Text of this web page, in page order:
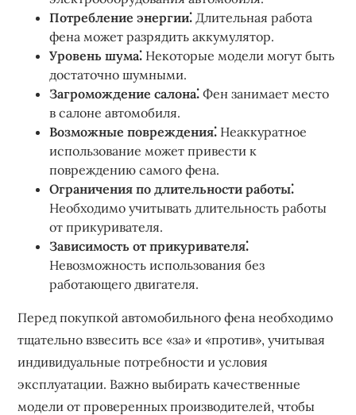
Потребление энергии⁚ Длительная работа
фена может разрядить аккумулятор.
Уровень шума⁚ Некоторые модели могут быть
достаточно шумными.
Загромождение салона⁚ Фен занимает место
в салоне автомобиля.
Возможные повреждения⁚ Неаккуратное
использование может привести к
повреждению самого фена.
Ограничения по длительности работы⁚
Необходимо учитывать длительность работы
от прикуривателя.
Зависимость от прикуривателя⁚
Невозможность использования без
работающего двигателя.
Перед покупкой автомобильного фена необходимо
тщательно взвесить все «за» и «против», учитывая
индивидуальные потребности и условия
эксплуатации. Важно выбирать качественные
модели от проверенных производителей, чтобы